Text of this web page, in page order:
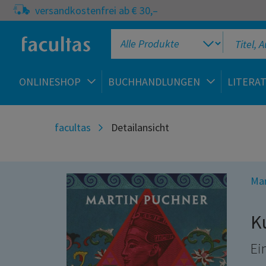
versandkostenfrei ab € 30,–
ONLINESHOP BUCHHANDLUNGEN
facultas Detailansicht